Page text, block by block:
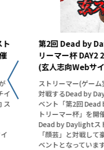
イ
ス
第2回 Dead by
リーマー杯 DAY2
(玄人志向Webサ
ストリーマー(ゲー
対戦するDead by
ベント「第2回
トリーマー杯」を開
Dead by Daylightス
「顔芸」と対戦し
ベントとなっています